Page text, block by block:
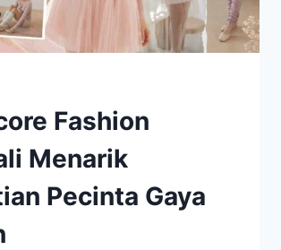
Fashion
Menarik
Pecinta Gaya